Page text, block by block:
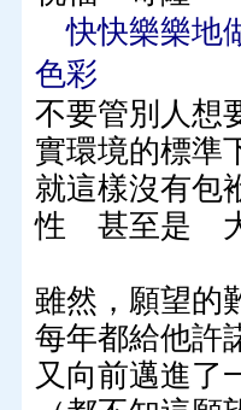
快快樂樂地
色彩
不要管別人想
實環境的標
就這樣沒有
性 甚至是
雖然，願望的
每年都給他許
又向前邁進了